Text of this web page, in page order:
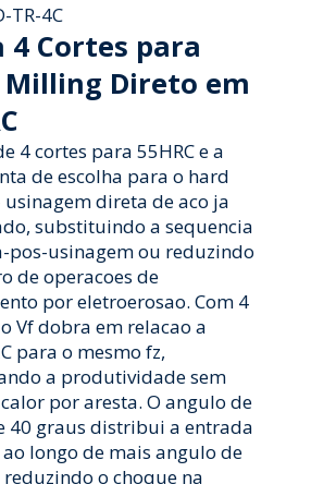
TR-4C
4 Cortes para
Milling Direto em
4 cortes para 55HRC e a
de escolha para o hard
direta de aco ja
substituindo a sequencia
pos-usinagem ou reduzindo
de operacoes de
por eletroerosao. Com 4
Vf dobra em relacao a
para o mesmo fz,
a produtividade sem
por aresta. O angulo de
40 graus distribui a entrada
longo de mais angulo de
o choque na